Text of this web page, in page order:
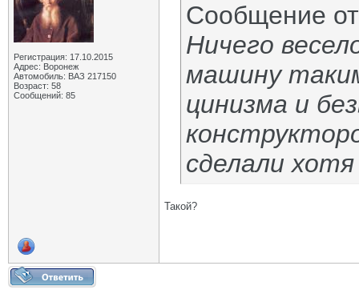
Регистрация: 17.10.2015
Адрес: Воронеж
Автомобиль: ВАЗ 217150
Возраст: 58
Сообщений: 85
Сообщение
Ничего
машину
цинизма и
сделали
Такой?